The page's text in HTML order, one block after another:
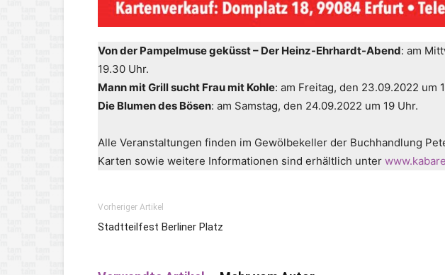
Von der Pampelmuse geküsst – Der Heinz-Ehrhardt-Abend: am
19.30 Uhr.
Mann mit Grill sucht Frau mit Kohle: am Freitag, den 23.09.2022 um
Die Blumen des Bösen: am Samstag, den 24.09.2022 um 19 Uhr.
Alle Veranstaltungen finden im Gewölbekeller der Buchhandlung
Karten sowie weitere Informationen sind erhältlich unter
Vorheriger Artikel
Stadtteilfest Berliner Platz